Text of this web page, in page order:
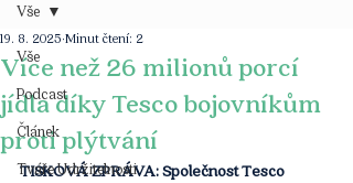
Vše
Podcast
Článek
Tváře Udržitelnosti
Vše
Více než 26 milionů porcí
jídla díky Tesco bojovníkům
proti plýtvání
19. 8. 2025 Minut čtení: 2
TISKOVÁ ZPRÁVA: Společnost Tesco